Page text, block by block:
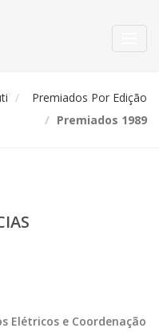
Premiados Por Edição
Premiados 1989
Elétricos e Coordenação